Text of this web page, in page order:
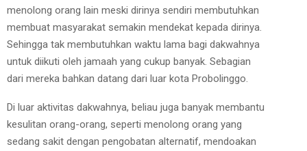
menolong orang lain meski dirinya sendiri membutuhkan
membuat masyarakat semakin mendekat kepada dirinya.
Sehingga tak membutuhkan waktu lama bagi dakwahnya
untuk diikuti oleh jamaah yang cukup banyak. Sebagian
dari mereka bahkan datang dari luar kota Probolinggo.
Di luar aktivitas dakwahnya, beliau juga banyak membantu
kesulitan orang-orang, seperti menolong orang yang
sedang sakit dengan pengobatan alternatif, mendoakan